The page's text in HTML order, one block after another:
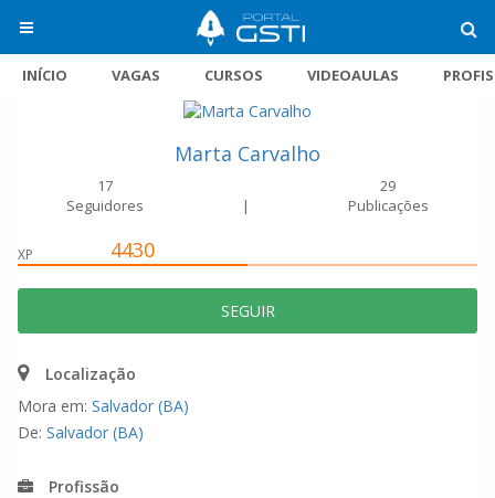
INÍCIO VAGAS CURSOS VIDEOAULAS
Marta Carvalho
17
Seguidores
|
29
Publicações
XP 4430
SEGUIR
Localização
Mora em: Salvador (BA)
De: Salvador (BA)
Profissão